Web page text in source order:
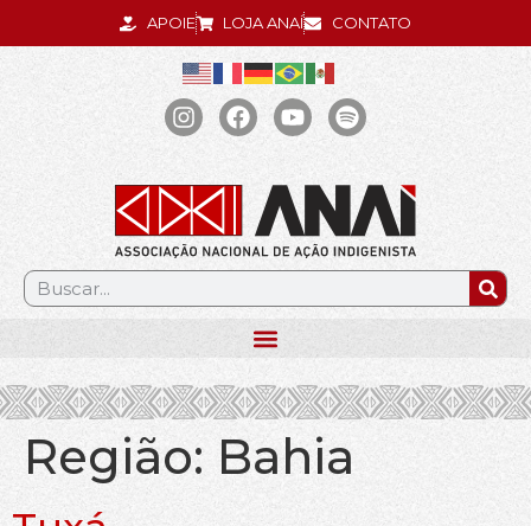
APOIE LOJA ANAÍ CONTATO
.
Região: Bahia